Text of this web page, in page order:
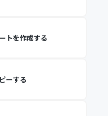
トを作成する
ーする